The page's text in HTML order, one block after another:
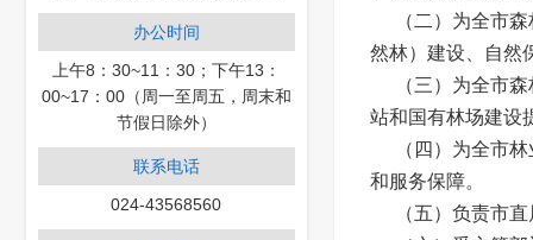
办公时间
上午8：30~11：30；下午13：
00~17：00（周一至周五，周末和
节假日除外）
联系电话
024-43568560
（二）为全市
然林）建设、自然
（三）为全市
站和国有林场建设
（四）为全市
和服务保障。
（五）负责市